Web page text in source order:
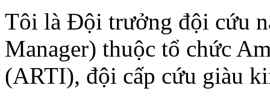
Tôi là Đội trưởng đội cứu
Manager) thuộc tổ chức
(ARTI), đội cấp cứu giàu